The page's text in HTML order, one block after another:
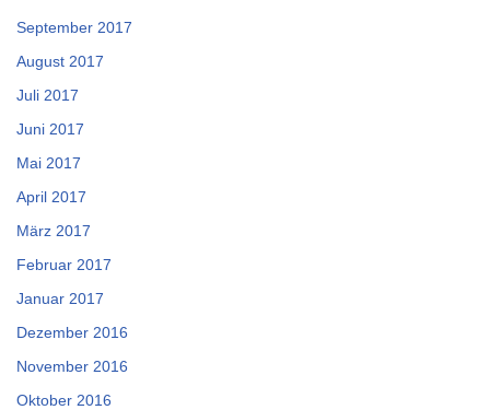
September 2017
August 2017
Juli 2017
Juni 2017
Mai 2017
April 2017
März 2017
Februar 2017
Januar 2017
Dezember 2016
November 2016
Oktober 2016